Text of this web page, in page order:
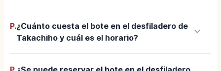
P.¿Cuánto cuesta el bote en el desfiladero de
Takachiho y cuál es el horario?
keyboard_arrow_down